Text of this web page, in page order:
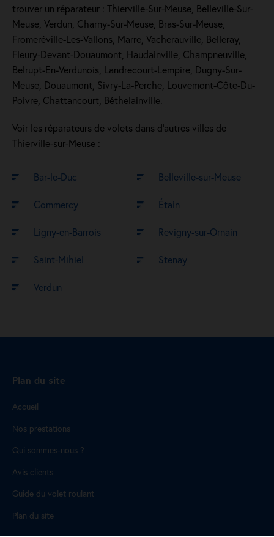
trouver un réparateur : Thierville-Sur-Meuse, Belleville-Sur-
Meuse, Verdun, Charny-Sur-Meuse, Bras-Sur-Meuse,
Fromeréville-Les-Vallons, Marre, Vacherauville, Belleray,
Fleury-Devant-Douaumont, Haudainville, Champneuville,
Belrupt-En-Verdunois, Landrecourt-Lempire, Dugny-Sur-
Meuse, Douaumont, Sivry-La-Perche, Louvemont-Côte-Du-
Poivre, Chattancourt, Béthelainville.
Voir les réparateurs de volets dans d’autres villes de
Thierville-sur-Meuse :
Bar-le-Duc Belleville-sur-Meuse
Commercy Étain
Ligny-en-Barrois Revigny-sur-Ornain
Saint-Mihiel Stenay
Verdun
Plan du site
Accueil
Nos prestations
Qui sommes-nous ?
Avis clients
Guide du volet roulant
Plan du site